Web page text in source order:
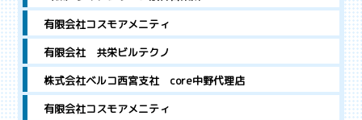
有限会社コスモアメニティ
有限会社 共栄ビルテクノ
株式会社ベルコ西宮支社 core中野代理店
有限会社コスモアメニティ